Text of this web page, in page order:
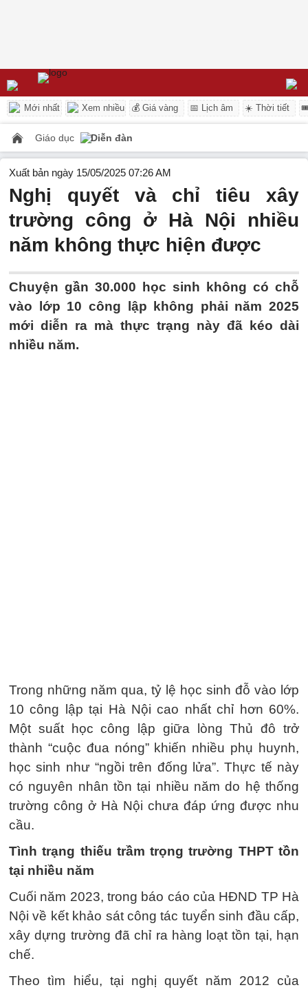
Mới nhất Xem nhiều 💰 Giá vàng 📅 Lịch âm ☀️ Thời tiết
Giáo dục Diễn đàn
Xuất bản ngày 15/05/2025 07:26 AM
Nghị quyết và chỉ tiêu xây
trường công ở Hà Nội nhiều
năm không thực hiện được
Chuyện gần 30.000 học sinh không có chỗ
vào lớp 10 công lập không phải năm 2025
mới diễn ra mà thực trạng này đã kéo dài
nhiều năm.
Trong những năm qua, tỷ lệ học sinh đỗ vào lớp
10 công lập tại Hà Nội cao nhất chỉ hơn 60%.
Một suất học công lập giữa lòng Thủ đô trở
thành “cuộc đua nóng” khiến nhiều phụ huynh,
học sinh như “ngồi trên đống lửa”. Thực tế này
có nguyên nhân tồn tại nhiều năm do hệ thống
trường công ở Hà Nội chưa đáp ứng được nhu
cầu.
Tình trạng thiếu trầm trọng trường THPT tồn
tại nhiều năm
Cuối năm 2023, trong báo cáo của HĐND TP Hà
Nội về kết khảo sát công tác tuyển sinh đầu cấp,
xây dựng trường đã chỉ ra hàng loạt tồn tại, hạn
chế.
Theo tìm hiểu, tại nghị quyết năm 2012 của